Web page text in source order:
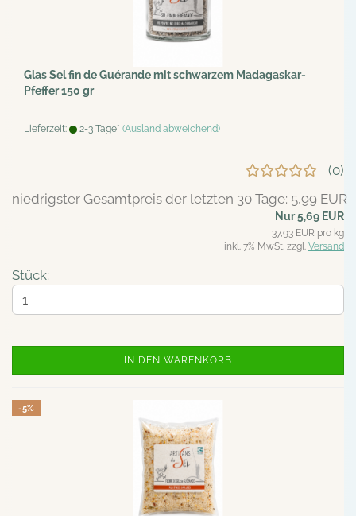
Glas Sel fin de Guérande mit schwarzem Madagaskar-
Pfeffer 150 gr
Lieferzeit: 2-3 Tage* (Ausland abweichend)
0
niedrigster Gesamtpreis der letzten 30 Tage: 5,99 EUR
Nur 5,69 EUR
37,93 EUR pro kg
inkl. 7% MwSt. zzgl. Versand
Stück:
IN DEN WARENKORB
-5%